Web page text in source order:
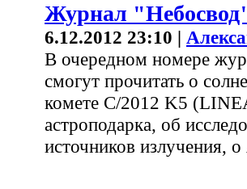
Журнал "Небосвод"
6.12.2012 23:10 |
В очередном номере
смогут прочитать о
комете C/2012 K5
астроподарка, об
источников излучения,